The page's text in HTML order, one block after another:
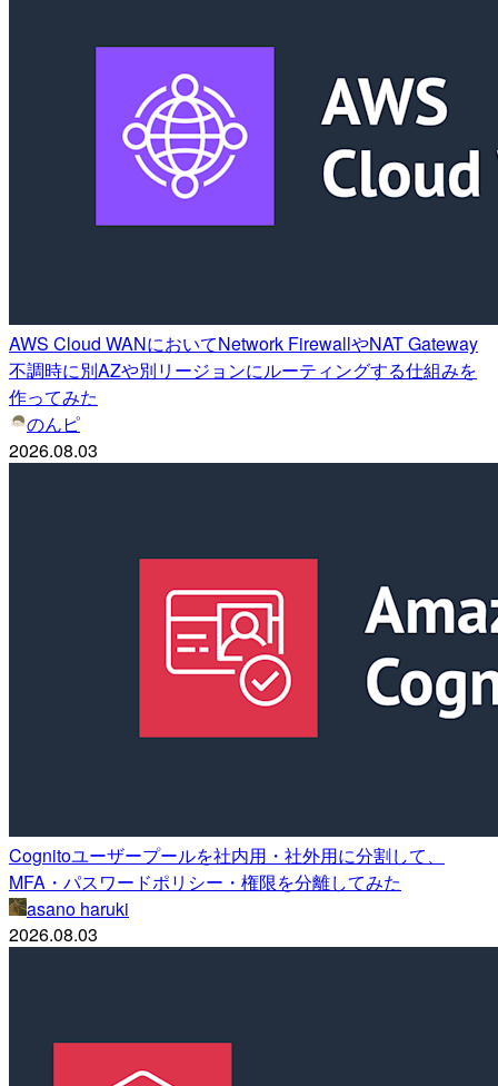
AWS Cloud WANにおいてNetwork FirewallやNAT Gateway
不調時に別AZや別リージョンにルーティングする仕組みを
作ってみた
のんピ
2026.08.03
Cognitoユーザープールを社内用・社外用に分割して、
MFA・パスワードポリシー・権限を分離してみた
asano haruki
2026.08.03